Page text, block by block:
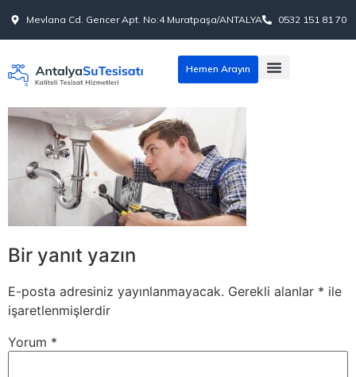
Mevlana Cd. Gencer Apt. No:4 Muratpaşa/ANTALYA 0532 151 81 70
Hemen Arayın
Bir yanıt yazın
E-posta adresiniz yayınlanmayacak. Gerekli alanlar * ile
işaretlenmişlerdir
Yorum *